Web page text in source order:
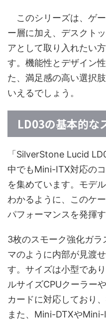
このシリーズは、ゲ
ー層に加え、デスクト
アとして取り入れたい
す。機能性とデザイン
た、満足感の高い選択
いえるでしょう。
LD03の基本的な
「SilverStone Lucid
中でもMini-ITX対応の
を集めています。モデ
わかるように、このケ
パフォーマンスを発揮
3枚のスモーク強化ガラ
マのように内部が見渡
す。サイズは小型であ
ルサイズCPUクーラー
カードに対応しており
また、Mini-DTXや